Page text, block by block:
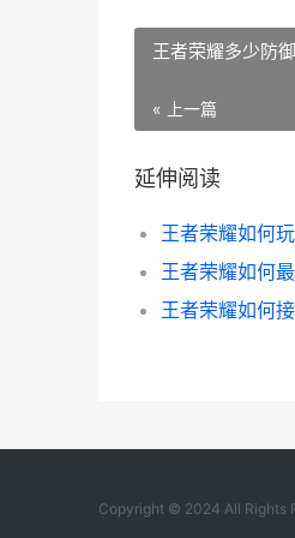
王者荣耀多少防
« 上一篇
延伸阅读
Copyright © 2024 All Rights